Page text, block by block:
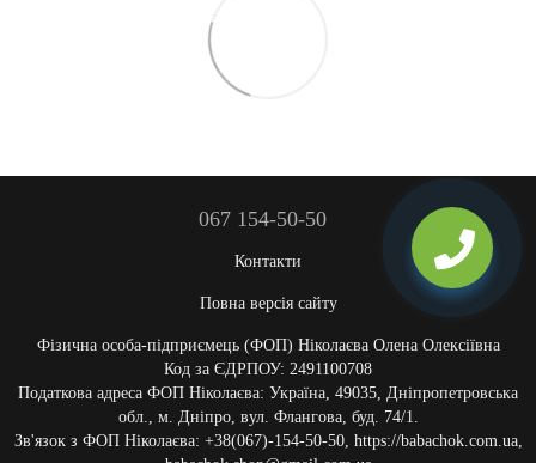
067 154-50-50
Контакти
Повна версія сайту
Фізична особа-підприємець (ФОП) Ніколаєва Олена Олексіївна
Код за ЄДРПОУ: 2491100708
Податкова адреса ФОП Ніколаєва: Україна, 49035, Дніпропетровська
обл., м. Дніпро, вул. Флангова, буд. 74/1.
Зв'язок з ФОП Ніколаєва: +38(067)-154-50-50, https://babachok.com.ua,